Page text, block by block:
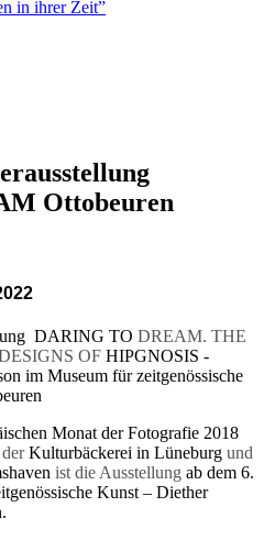
in ihrer Zeit”
Ottobeuren
DARING TO DREAM. THE
OF HIPGNOSIS -
im Museum für zeitgenössische
Monat der Fotografie 2018
Kulturbäckerei in Lüneburg und
ist die Ausstellung ab dem 6.
Kunst – Diether